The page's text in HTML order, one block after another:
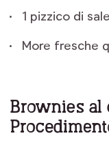
1 pizzico di sale
More fresche
Brownies al